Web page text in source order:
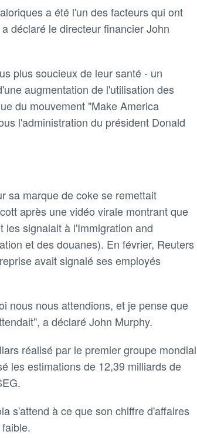
a été l'un des facteurs qui ont
déclaré le directeur financier John
plus soucieux de leur santé - un
augmentation de l'utilisation des
du mouvement "Make America
l'administration du président Donald
sa marque de coke se remettait
après une vidéo virale montrant que
les signalait à l'Immigration and
et des douanes). En février, Reuters
avait signalé ses employés
nous nous attendions, et je pense que
a déclaré John Murphy.
réalisé par le premier groupe mondial
les estimations de 12,39 milliards de
s'attend à ce que son chiffre d'affaires